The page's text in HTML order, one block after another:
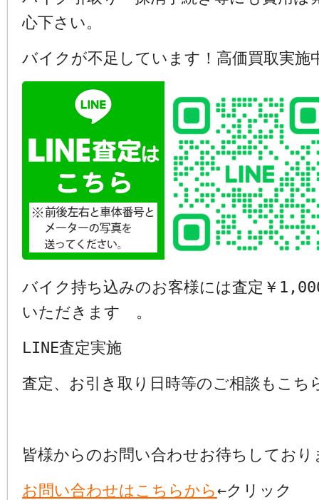
心下さい。
バイクが不足しています！高価買取実施
バイク持ち込みのお客様には査定￥
いただきます 。
LINE査定実施
査定、お引き取り日時等のご相談もこち
皆様からのお問い合わせお待ちしており
お問い合わせはこちらから←クリック